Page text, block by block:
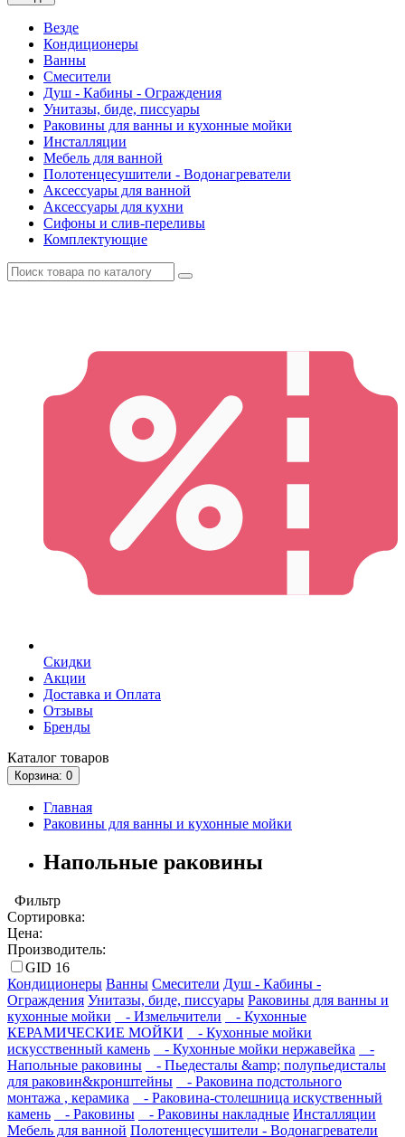
Везде
Кондиционеры
Ванны
Смесители
Душ - Кабины - Ограждения
Унитазы, биде, писсуары
Раковины для ванны и кухонные мойки
Инсталляции
Мебель для ванной
Полотенцесушители - Водонагреватели
Аксессуары для ванной
Аксессуары для кухни
Сифоны и слив-переливы
Комплектующие
Скидки
Акции
Доставка и Оплата
Отзывы
Бренды
Каталог товаров
Корзина: 0
Главная
Раковины для ванны и кухонные мойки
Напольные раковины
Фильтр
Сортировка:
Цена:
Производитель:
GID 16
Кондиционеры Ванны Смесители Душ - Кабины -
Ограждения Унитазы, биде, писсуары Раковины для ванны и
кухонные мойки
- Измельчители
- Кухонные
КЕРАМИЧЕСКИЕ МОЙКИ
- Кухонные мойки
искусственный камень
- Кухонные мойки нержавейка
-
Напольные раковины
- Пьедесталы &amp; полупьедисталы
для раковин&кронштейны
- Раковина подстольного
монтажа , керамика
- Раковина-столешница искуственный
камень
- Раковины - Раковины накладные Инсталляции
Мебель для ванной Полотенцесушители - Водонагреватели